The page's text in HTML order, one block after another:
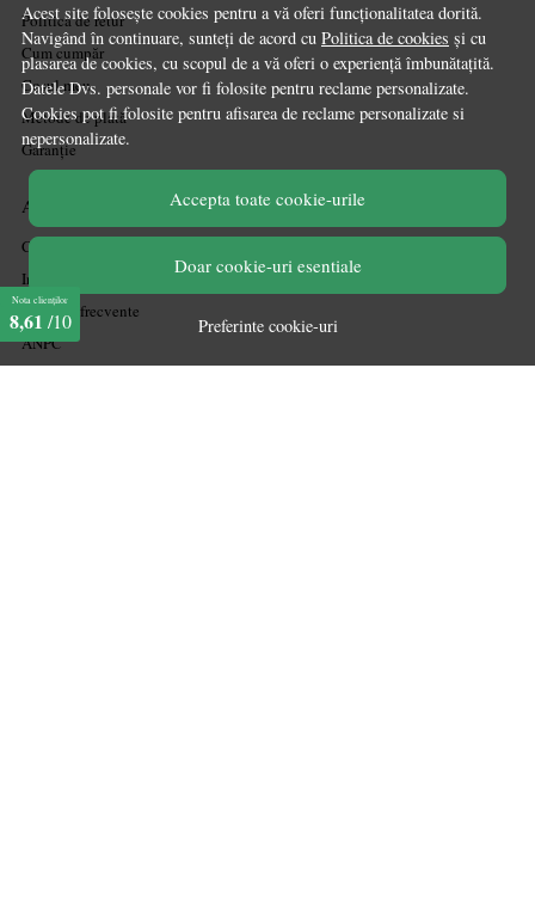
Acest site folosește cookies pentru a vă oferi funcționalitatea dorită.
Navigând în continuare, sunteți de acord cu Politica de cookies și cu
plasarea de cookies, cu scopul de a vă oferi o experiență îmbunătațită.
Datele Dvs. personale vor fi folosite pentru reclame personalizate.
Cookies pot fi folosite pentru afisarea de reclame personalizate si
nepersonalizate.
Accepta toate cookie-urile
Doar cookie-uri esentiale
Preferinte cookie-uri
Politica de retur
Cum cumpăr
Coșul meu
Metode de plată
Garanție
ASISTENTA
Contactează-ne
Informatii legale
Întrebări frecvente
ANPC
Nota clienților
8,61 /10